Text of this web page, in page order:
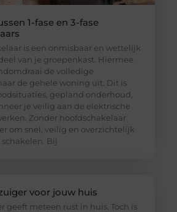
1-fase en 3-fase
is een onmisbaar en wettelijk
van je groepenkast. Hiermee
de volledige
de gehele woning uit. Dit is
gepland onderhoud,
je veilig aan de elektrische
Zonder hoofdschakelaar
om snel, veilig en overzichtelijk
Bij
voor jouw huis
geeft meteen rust in huis. Toch is